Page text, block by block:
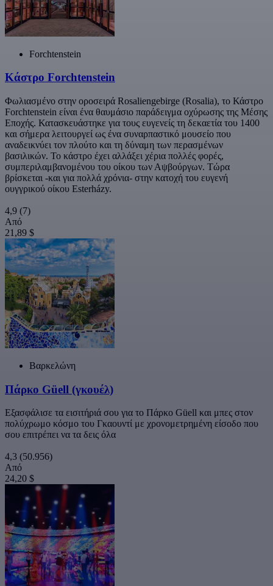
Forchtenstein
Κάστρο Forchtenstein
Φωλιασμένο στην οροσειρά Rosaliengebirge (Rosalia), το Κάστρο
Forchtenstein είναι ένα θαυμάσιο παράδειγμα οχύρωσης της Μέσης
Εποχής. Κατασκευάστηκε για τους ευγενείς τη δεκαετία του 1400
και σήμερα λειτουργεί ως ένα συναρπαστικό μουσείο που
αναδεικνύει τον πλούτο και τη δύναμη των περασμένων
βασιλικών. Το κάστρο έχει αλλάξει χέρια πολλές φορές,
συμπεριλαμβανομένου του οίκου των Αψβούργων. Τώρα
βρίσκεται -και για πολλά χρόνια- στην κατοχή του ευγενή
ουγγρικού οίκου Esterházy.
4,9 (7)
Από
21,89 $
Βαρκελώνη
Πάρκο Güell (γκουέλ)
Εξασφάλισε τα εισιτήριά σου για το Πάρκο Güell και μπες στον
πολύχρωμο κόσμο του Γκαουντί με χρονομετρημένη είσοδο που
σου επιτρέπει να τα δεις όλα
4,3 (50.956)
Από
24,20 $